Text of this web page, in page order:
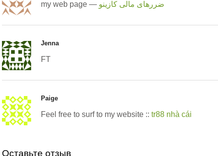
my ԝeb page — ضررهای مالی کازینو
Jenna
FT
Paige
Feel free to surf to my website ::tr88 nhà cái
Оставьте отзыв